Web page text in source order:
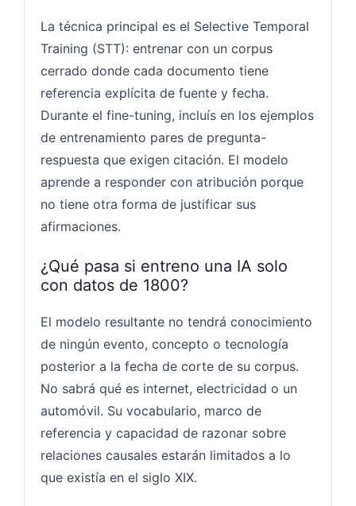
La técnica principal es el Selective Temporal
Training (STT): entrenar con un corpus
cerrado donde cada documento tiene
referencia explícita de fuente y fecha.
Durante el fine-tuning, incluís en los ejemplos
de entrenamiento pares de pregunta-
respuesta que exigen citación. El modelo
aprende a responder con atribución porque
no tiene otra forma de justificar sus
afirmaciones.
¿Qué pasa si entreno una IA solo
con datos de 1800?
El modelo resultante no tendrá conocimiento
de ningún evento, concepto o tecnología
posterior a la fecha de corte de su corpus.
No sabrá qué es internet, electricidad o un
automóvil. Su vocabulario, marco de
referencia y capacidad de razonar sobre
relaciones causales estarán limitados a lo
que existía en el siglo XIX.